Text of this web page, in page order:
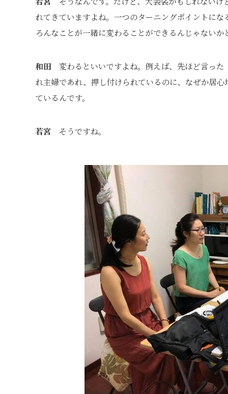
れてきていますよね。一つのターニングポイントに
ろんなことが一緒に変わることができるんじゃないか
和田 変わるといいですよね。例えば、先ほど言っ
れ主婦であれ、押し付けられているのに、なぜか居
ているんです。
若宮 そうですね。